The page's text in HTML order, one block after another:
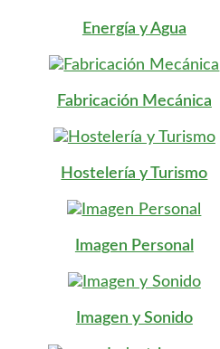
Energía y Agua
Fabricación Mecánica
Hostelería y Turismo
Imagen Personal
Imagen y Sonido